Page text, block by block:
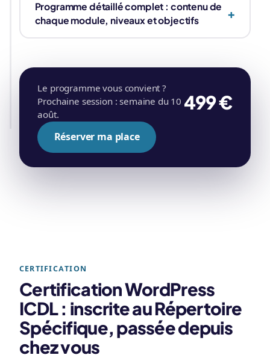
Programme détaillé complet : contenu de
chaque module, niveaux et objectifs
Le programme vous convient ?
Prochaine session : semaine du 10
août.
499 €
Réserver ma place
CERTIFICATION
Certification WordPress
ICDL : inscrite au Répertoire
Spécifique, passée depuis
chez vous